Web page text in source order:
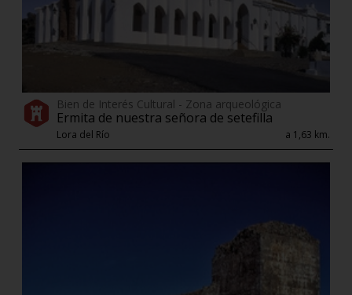
Bien de Interés Cultural - Zona arqueológica
Ermita de nuestra señora de setefilla
Lora del Río a 1,63 km.